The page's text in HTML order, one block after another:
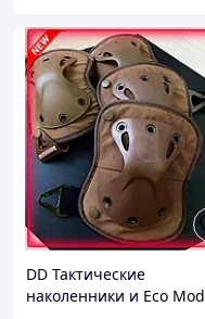
DD Тактические
наколенники и Eco Mod